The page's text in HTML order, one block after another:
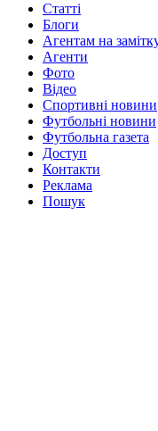
Статті
Блоги
Агентам на
Агенти
Фото
Відео
Спортивні новини
Футбольні новини
Футбольна газета
Доступ
Контакти
Реклама
Пошук